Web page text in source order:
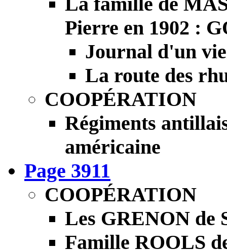
Pierre en 1902 :
Journal d'un
La route des
COOPÉRATION
Régiments
américaine
Page 3911
COOPÉRATION
Les GRENON de
Famille ROOLS